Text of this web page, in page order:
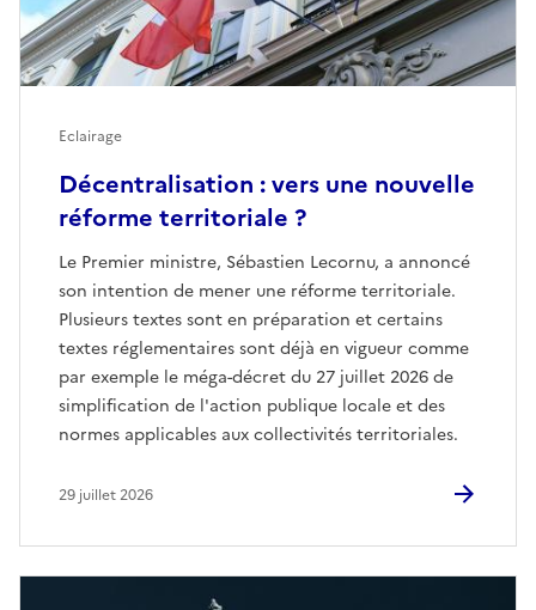
Décentralisation : vers une nouvelle
réforme territoriale ?
Le Premier ministre, Sébastien Lecornu, a annoncé
son intention de mener une réforme territoriale.
Plusieurs textes sont en préparation et certains
textes réglementaires sont déjà en vigueur comme
par exemple le méga-décret du 27 juillet 2026 de
simplification de l'action publique locale et des
normes applicables aux collectivités territoriales.
Eclairage
29 juillet 2026